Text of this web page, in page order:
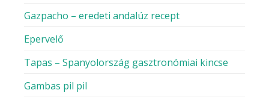
Gazpacho – eredeti andalúz recept
Epervelő
Tapas – Spanyolország gasztronómiai kincse
Gambas pil pil